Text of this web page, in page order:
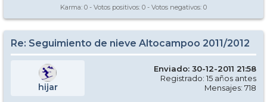
Karma: 0 - Votos positivos: 0 - Votos negativos: 0
Re: Seguimiento de nieve Altocampoo 2011/2012
hijar
Enviado: 30-12-2011 21:58
Registrado: 15 años antes
Mensajes: 718